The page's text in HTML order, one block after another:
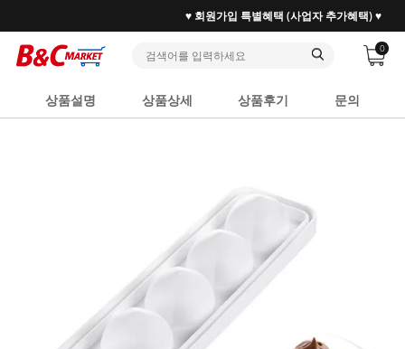
♥ 회원가입 특별혜택 (사업자 추가혜택) ♥
0
상품설명 상품상세 상품후기 문의